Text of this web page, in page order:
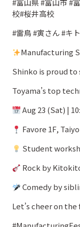
#富山県 #富山市 #
校#桜井高校
#雷鳥 #寅さん #キ
Manufacturing
Shinko is proud to
Toyama’s top
Aug 23 (Sat) |
Favore 1F,
Student
Rock by
Comedy by
Let’s cheer on